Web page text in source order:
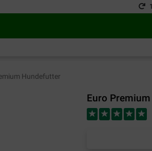
Hundefutter
Euro